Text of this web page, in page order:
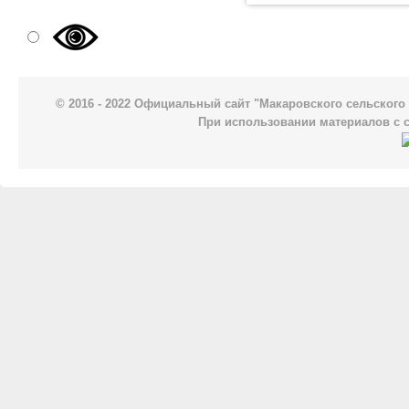
© 2016 - 2022 Официальный сайт "Макаровского
При использовании материалов с